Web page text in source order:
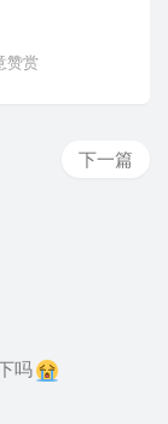
赞赏
下一篇
吗